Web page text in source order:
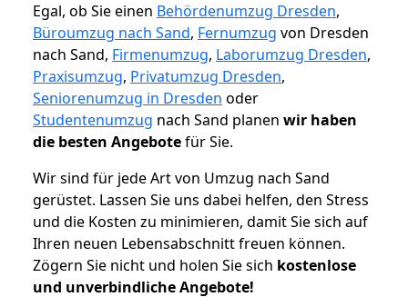
Egal, ob Sie einen Behördenumzug Dresden,
Büroumzug nach Sand, Fernumzug von Dresden
nach Sand, Firmenumzug, Laborumzug Dresden,
Praxisumzug, Privatumzug Dresden,
Seniorenumzug in Dresden oder
Studentenumzug nach Sand planen wir haben
die besten Angebotefür Sie.
Wir sind für jede Art von Umzug nach Sand
gerüstet. Lassen Sie uns dabei helfen, den Stress
und die Kosten zu minimieren, damit Sie sich auf
Ihren neuen Lebensabschnitt freuen können.
Zögern Sie nicht und holen Sie sich kostenlose
und unverbindliche Angebote!